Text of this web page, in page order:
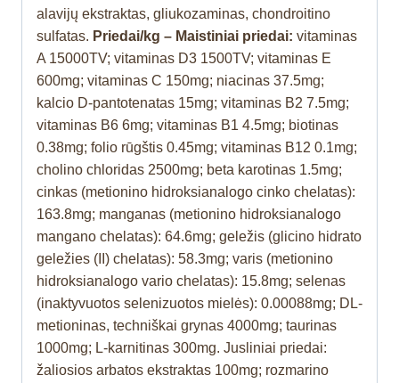
alavijų ekstraktas, gliukozaminas, chondroitino
sulfatas. Priedai/kg – Maistiniai priedai: vitaminas
A 15000TV; vitaminas D3 1500TV; vitaminas E
600mg; vitaminas C 150mg; niacinas 37.5mg;
kalcio D-pantotenatas 15mg; vitaminas B2 7.5mg;
vitaminas B6 6mg; vitaminas B1 4.5mg; biotinas
0.38mg; folio rūgštis 0.45mg; vitaminas B12 0.1mg;
cholino chloridas 2500mg; beta karotinas 1.5mg;
cinkas (metionino hidroksianalogo cinko chelatas):
163.8mg; manganas (metionino hidroksianalogo
mangano chelatas): 64.6mg; geležis (glicino hidrato
geležies (II) chelatas): 58.3mg; varis (metionino
hidroksianalogo vario chelatas): 15.8mg; selenas
(inaktyvuotos selenizuotos mielės): 0.00088mg; DL-
metioninas, techniškai grynas 4000mg; taurinas
1000mg; L-karnitinas 300mg. Jusliniai priedai:
žaliosios arbatos ekstraktas 100mg; rozmarino